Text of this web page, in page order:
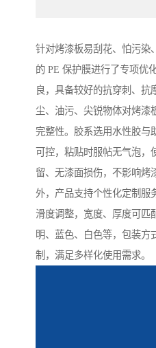
针对烤漆板易刮花、怕污染
的 PE 保护膜进行了专项优
良，具备较好的抗穿刺、抗
尘、油污、尖锐物体对烤漆
完整性。胶系选用水性胶与
可控，粘贴时服帖无气泡，
留、无漆面损伤，不影响烤
外，产品支持个性化定制服
滑度调整，宽度、厚度可匹
明、蓝色、白色等，包装方
制，满足多样化使用需求。